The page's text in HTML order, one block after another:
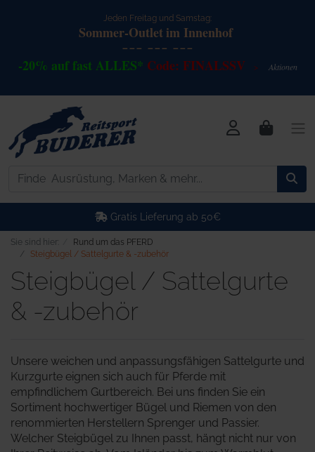
Jeden Freitag und Samstag:
Sommer-Outletim Innenhof
--- --- ---
-20% auf fast ALLES* Code: FINALSSV > Aktionen
Gratis Lieferung ab 50€
Sie sind hier:
Rund um das PFERD
Steigbügel / Sattelgurte & -zubehör
Steigbügel / Sattelgurte
& -zubehör
Unsere weichen und anpassungsfähigen Sattelgurte und
Kurzgurte eignen sich auch für Pferde mit
empfindlichem Gurtbereich. Bei uns finden Sie ein
Sortiment hochwertiger Bügel und Riemen von den
renommierten Herstellern Sprenger und Passier.
Welcher Steigbügel zu Ihnen passt, hängt nicht nur von